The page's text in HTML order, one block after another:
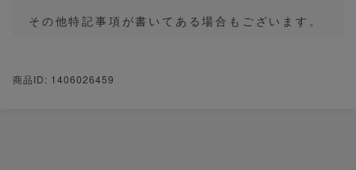
その他特記事項が書いてある場合もございます。
商品ID: 1406026459